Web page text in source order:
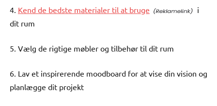
4. Kend de bedste materialer til at bruge
i
dit rum
5. Vælg de rigtige møbler og tilbehør til dit rum
6. Lav et inspirerende moodboard for at vise din vision og
planlægge dit projekt